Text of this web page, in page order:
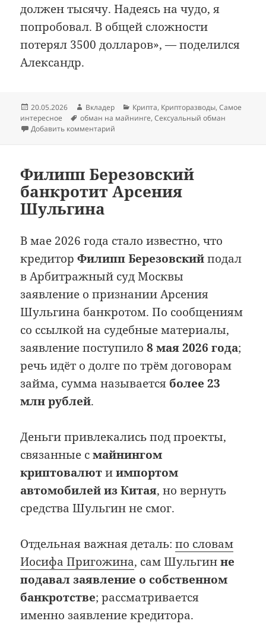
должен тысячу. Надеясь на чудо, я
попробовал. В общей сложности
потерял 3500 долларов», — поделился
Александр.
Опубликовано
20.05.2026 Автор
Вкладер Рубрики
Крипта, Крипторазводы,Самое
интересное
Метки
обман на майнинге,Сексуальный обман
Добавить комментарий
Филипп Березовский
банкротит Арсения
Шульгина
В мае 2026 года стало известно, что
кредиторФилипп Березовскийподал
в Арбитражный суд Москвы
заявление о признании Арсения
Шульгина банкротом. По сообщениям
со ссылкой на судебные материалы,
заявление поступило8 мая 2026 года;
речь идёт о долге по трём договорам
займа, сумма называется более 23
млн рублей.
Деньги привлекались под проекты,
связанные смайнингом
криптовалютиимпортом
автомобилей из Китая, но вернуть
средства Шульгин не смог.
Отдельная важная деталь:по словам
Иосифа Пригожина, сам Шульгинне
подавал заявление о собственном
банкротстве; рассматривается
именно заявление кредитора.